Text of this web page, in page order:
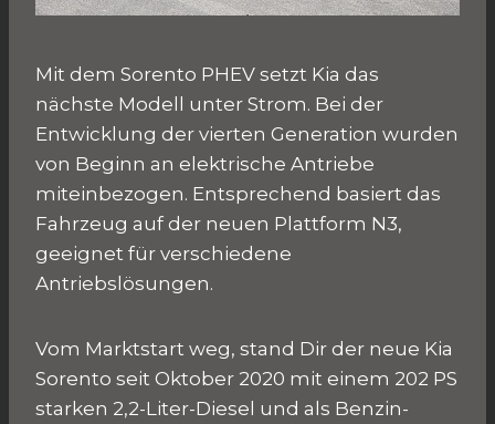
Mit dem Sorento PHEV setzt Kia das
nächste Modell unter Strom. Bei der
Entwicklung der vierten Generation wurden
von Beginn an elektrische Antriebe
miteinbezogen. Entsprechend basiert das
Fahrzeug auf der neuen Plattform N3,
geeignet für verschiedene
Antriebslösungen.
Vom Marktstart weg, stand Dir der neue Kia
Sorento seit Oktober 2020 mit einem 202 PS
starken 2,2-Liter-Diesel und als Benzin-